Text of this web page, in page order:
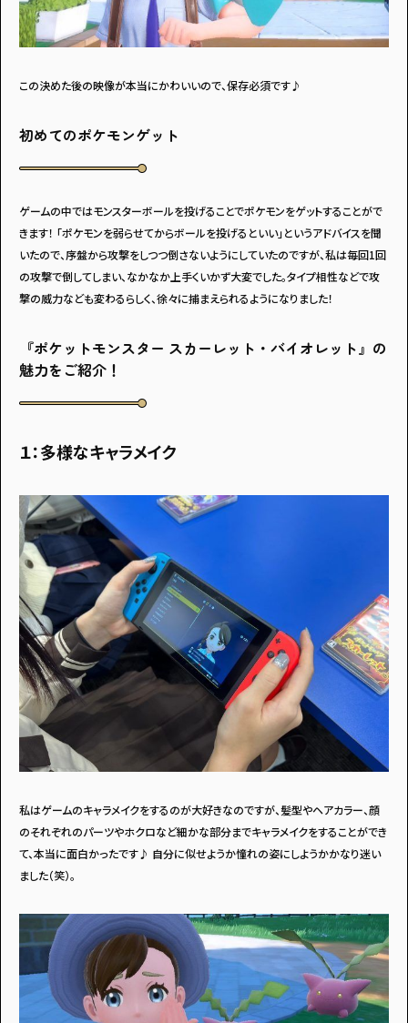
この決めた後の映像が本当にかわいいので、保存必須です♪
初めてのポケモンゲット
ゲームの中ではモンスターボールを投げることでポケモンをゲットすることがで
きます！ ｢ポケモンを弱らせてからボールを投げるといい｣というアドバイスを聞
いたので、序盤から攻撃をしつつ倒さないようにしていたのですが、私は毎回1回
の攻撃で倒してしまい、なかなか上手くいかず大変でした。タイプ相性などで攻
撃の威力なども変わるらしく、徐々に捕まえられるようになりました！
『ポケットモンスター スカーレット・バイオレット』の
魅力をご紹介！
１：多様なキャラメイク
私はゲームのキャラメイクをするのが大好きなのですが、髪型やヘアカラー、顔
のそれぞれのパーツやホクロなど細かな部分までキャラメイクをすることができ
て、本当に面白かったです♪ 自分に似せようか憧れの姿にしようかかなり迷い
ました（笑）。